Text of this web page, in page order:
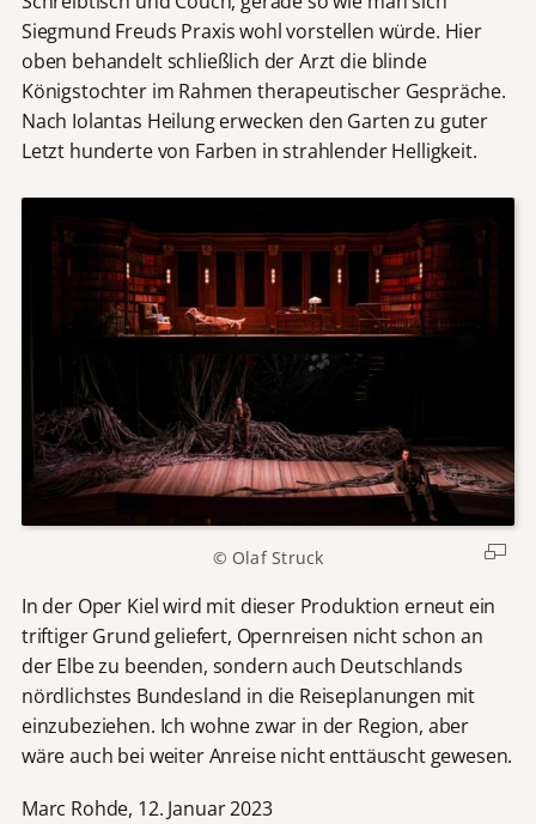
Siegmund Freuds Praxis wohl vorstellen würde. Hier
oben behandelt schließlich der Arzt die blinde
Königstochter im Rahmen therapeutischer Gespräche.
Nach Iolantas Heilung erwecken den Garten zu guter
Letzt hunderte von Farben in strahlender Helligkeit.
© Olaf Struck
In der Oper Kiel wird mit dieser Produktion erneut ein
triftiger Grund geliefert, Opernreisen nicht schon an
der Elbe zu beenden, sondern auch Deutschlands
nördlichstes Bundesland in die Reiseplanungen mit
einzubeziehen. Ich wohne zwar in der Region, aber
wäre auch bei weiter Anreise nicht enttäuscht gewesen.
Marc Rohde, 12. Januar 2023